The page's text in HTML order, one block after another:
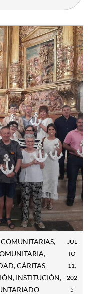
,
,
,CÁRITAS
, INSTITUCIÓN,
JUL
IO
11,
202
5